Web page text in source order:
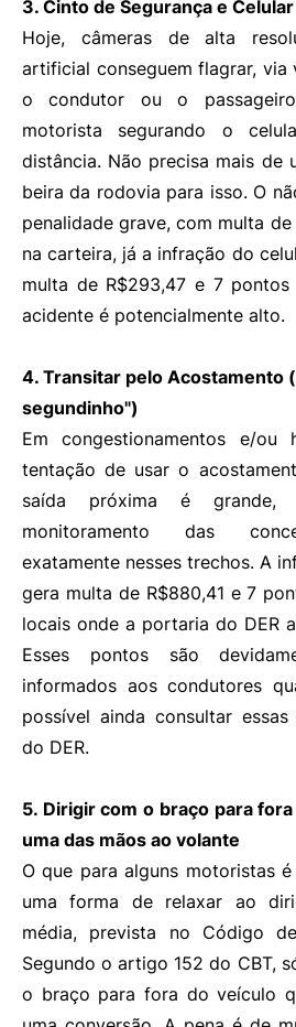
3. Cinto de Segurança e Celular
Hoje, câmeras de alta
artificial conseguem flagrar, via
o condutor ou o
motorista segurando o
distância. Não precisa mais de
beira da rodovia para isso. O
penalidade grave, com multa
na carteira, já a infração do
multa de R$293,47 e 7
acidente é potencialmente alto.
4. Transitar pelo Acostamento
segundinho")
Em congestionamentos e/
tentação de usar o
saída próxima é grande,
monitoramento das
exatamente nesses trechos. A
gera multa de R$880,41 e 7
locais onde a portaria do DER
Esses pontos são
informados aos condutores
possível ainda consultar
do DER.
5. Dirigir com o braço para
uma das mãos ao volante
O que para alguns motoristas
uma forma de relaxar ao
média, prevista no Código
Segundo o artigo 152 do CBT,
o braço para fora do veículo